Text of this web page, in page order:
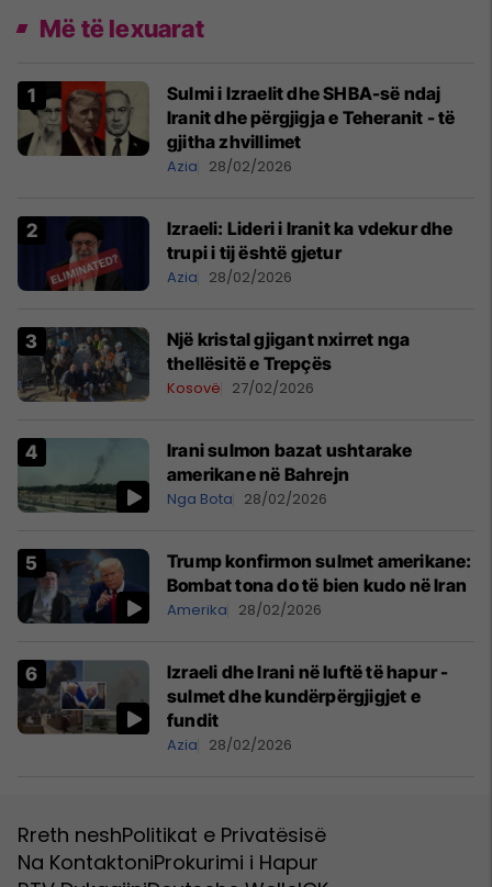
Më të lexuarat
Sulmi i Izraelit dhe SHBA-së ndaj
Iranit dhe përgjigja e Teheranit - të
gjitha zhvillimet
Azia 28/02/2026
Izraeli: Lideri i Iranit ka vdekur dhe
trupi i tij është gjetur
Azia 28/02/2026
Një kristal gjigant nxirret nga
thellësitë e Trepçës
Kosovë 27/02/2026
Irani sulmon bazat ushtarake
amerikane në Bahrejn
Nga Bota 28/02/2026
Trump konfirmon sulmet amerikane:
Bombat tona do të bien kudo në Iran
Amerika 28/02/2026
Izraeli dhe Irani në luftë të hapur -
sulmet dhe kundërpërgjigjet e
fundit
Azia 28/02/2026
Rreth neshPolitikat e Privatësisë
Na KontaktoniProkurimi i Hapur